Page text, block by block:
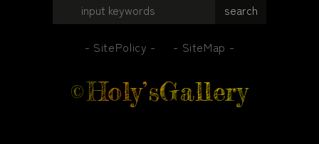
SitePolicy SiteMap
©Holy’sGallery